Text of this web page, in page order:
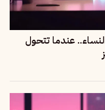
عندما تتحول